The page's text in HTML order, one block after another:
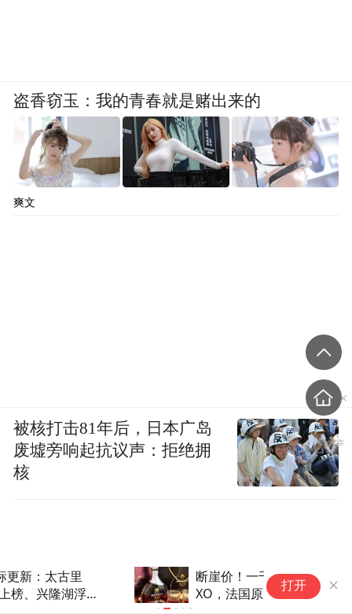
断崖价！一千多的拿破仑珍藏
XO，法国原装进口，一瓶掉到
市
打开
盗香窃玉：我的青春就是赌出来的
爽文
被核打击81年后，日本广岛
废墟旁响起抗议声：拒绝拥
核